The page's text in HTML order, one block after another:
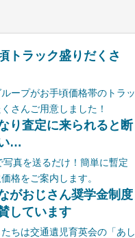
トラック盛りだくさ
ープがお手頃価格帯のトラッ
さんご用意しました！
り査定に来られると断
…
写真を送るだけ！簡単に暫定
格をご案内します。
がおじさん奨学金制度
しています
ちは交通遺児育英会の「あし